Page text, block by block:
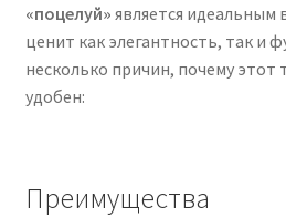
«поцелуй» является идеальным
ценит как элегантность, так и
несколько причин, почему этот
удобен:
Преимущества